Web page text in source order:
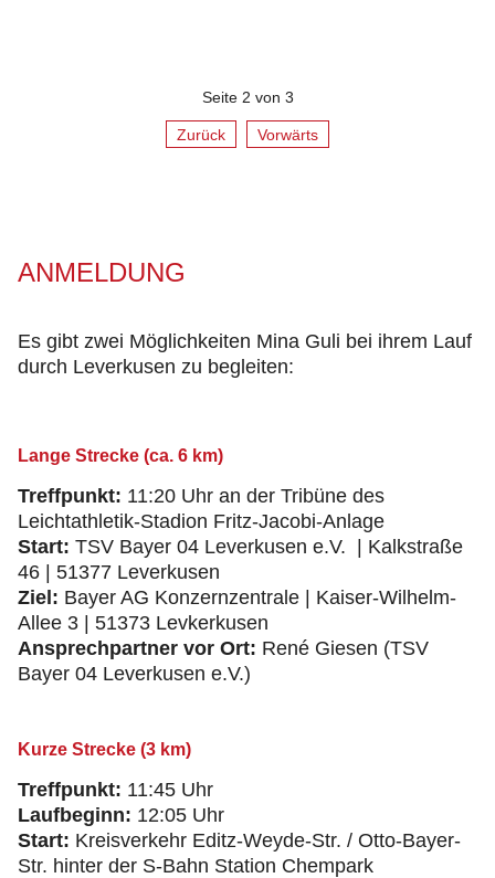
Seite 2 von 3
Zurück Vorwärts
ANMELDUNG
Es gibt zwei Möglichkeiten Mina Guli bei ihrem Lauf
durch Leverkusen zu begleiten:
Lange Strecke (ca. 6 km)
Treffpunkt: 11:20 Uhr an der Tribüne des
Leichtathletik-Stadion Fritz-Jacobi-Anlage
Start: TSV Bayer 04 Leverkusen e.V. | Kalkstraße
46 | 51377 Leverkusen
Ziel: Bayer AG Konzernzentrale | Kaiser-Wilhelm-
Allee 3 | 51373 Levkerkusen
Ansprechpartner vor Ort: René Giesen (TSV
Bayer 04 Leverkusen e.V.)
Kurze Strecke (3 km)
Treffpunkt: 11:45 Uhr
Laufbeginn: 12:05 Uhr
Start: Kreisverkehr Editz-Weyde-Str. / Otto-Bayer-
Str. hinter der S-Bahn Station Chempark